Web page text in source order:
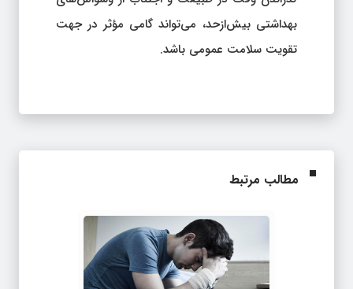
بهداشتی بیش‌ازحد، می‌تواند گامی مؤثر در جهت
تقویت سلامت عمومی باشد.
مطالب مرتبط